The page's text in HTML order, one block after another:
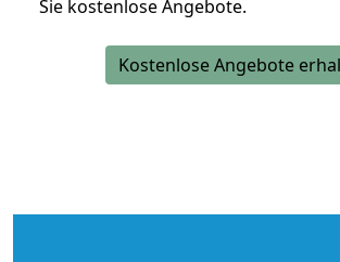
Sie kostenlose Angebote.
Kostenlose Angebote